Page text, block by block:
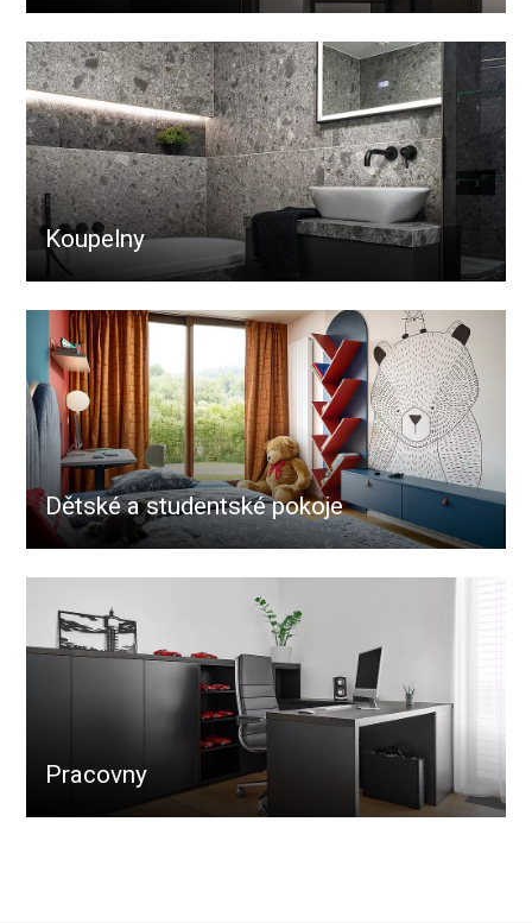
Koupelny
Dětské a studentské pokoje
Pracovny